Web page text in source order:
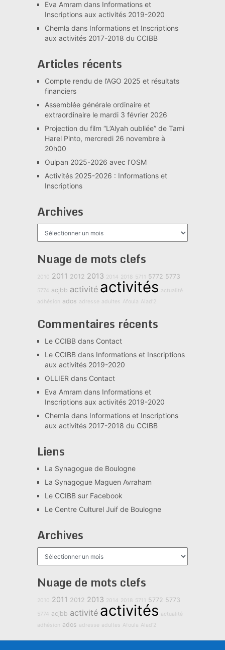
Eva Amram dans Informations et
Inscriptions aux activités 2019-2020
Chemla dans Informations et Inscriptions
aux activités 2017-2018 du CCIBB
Articles récents
Compte rendu de l’AGO 2025 et résultats
financiers
Assemblée générale ordinaire et
extraordinaire le mardi 3 février 2026
Projection du film “L’Alyah oubliée” de Tami
Harel Pinto, mercredi 26 novembre à
20h00
Oulpan 2025-2026 avec l’OSM
Activités 2025-2026 : Informations et
Inscriptions
Archives
Nuage de mots clefs
2010 2011 2012 2013 2014 2018 5711 5772 5773
5774 acjbb activité activités actualité
adhésion ados adresse adultes Afoula Alad'2
Commentaires récents
Le CCIBBdans Contact
Le CCIBBdans Informations et Inscriptions
aux activités 2019-2020
OLLIER dans Contact
Eva Amram dans Informations et
Inscriptions aux activités 2019-2020
Chemla dans Informations et Inscriptions
aux activités 2017-2018 du CCIBB
Liens
La Synagogue de Boulogne
La Synagogue Maguen Avraham
Le CCIBB sur Facebook
Le Centre Culturel Juif de Boulogne
Archives
Nuage de mots clefs
2010 2011 2012 2013 2014 2018 5711 5772 5773
5774 acjbb activité activités actualité
adhésion ados adresse adultes Afoula Alad'2